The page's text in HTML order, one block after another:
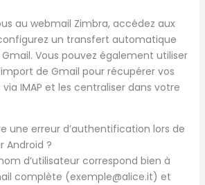
au webmail Zimbra, accédez aux
un transfert automatique
Vous pouvez également utiliser
de Gmail pour récupérer vos
IMAP et les centraliser dans votre
une erreur d’authentification lors de
Android ?
d’utilisateur correspond bien à
complète (exemple@alice.it) et